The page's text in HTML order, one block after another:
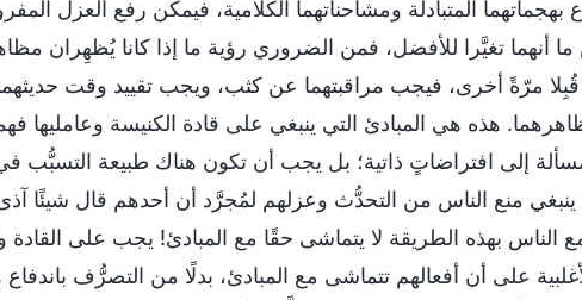
المتبادلة ومشاحناتهما الكلامية، فيمكن رفع العزل
أنهما تغيَّرا للأفضل، فمن الضروري رؤية ما إذا كانا يُظهِران
قُبِلا مرّةً أخرى، فيجب مراقبتهما عن كثب، ويجب تقييد وقت
هذه هي المبادئ التي ينبغي على قادة الكنيسة وعامليها
إلى افتراضاتٍ ذاتية؛ بل يجب أن تكون هناك طبيعة التسبُّب
ينبغي منع الناس من التحدُّث وعزلهم لمُجرَّد أن أحدهم قال شيئًا
الناس بهذه الطريقة لا يتماشى حقًا مع المبادئ! يجب على القادة
على أن أفعالهم تتماشى مع المبادئ، بدلًا من التصرُّف باندفاع